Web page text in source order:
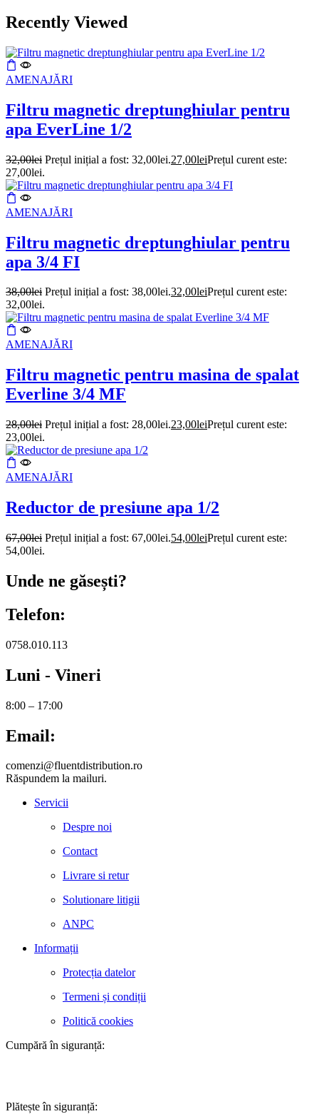
Recently Viewed
AMENAJĂRI
Filtru magnetic dreptunghiular pentru
apa EverLine 1/2
32,00lei Prețul inițial a fost: 32,00lei.27,00leiPrețul curent este:
27,00lei.
AMENAJĂRI
Filtru magnetic dreptunghiular pentru
apa 3/4 FI
38,00lei Prețul inițial a fost: 38,00lei.32,00leiPrețul curent este:
32,00lei.
AMENAJĂRI
Filtru magnetic pentru masina de spalat
Everline 3/4 MF
28,00lei Prețul inițial a fost: 28,00lei.23,00leiPrețul curent este:
23,00lei.
AMENAJĂRI
Reductor de presiune apa 1/2
67,00lei Prețul inițial a fost: 67,00lei.54,00leiPrețul curent este:
54,00lei.
Unde ne găsești?
Telefon:
0758.010.113
Luni - Vineri
8:00 – 17:00
Email:
comenzi@fluentdistribution.ro
Răspundem la mailuri.
Servicii
Despre noi
Contact
Livrare si retur
Solutionare litigii
ANPC
Informații
Protecția datelor
Termeni și condiții
Politică cookies
Cumpără în siguranță:
Plătește în siguranță: